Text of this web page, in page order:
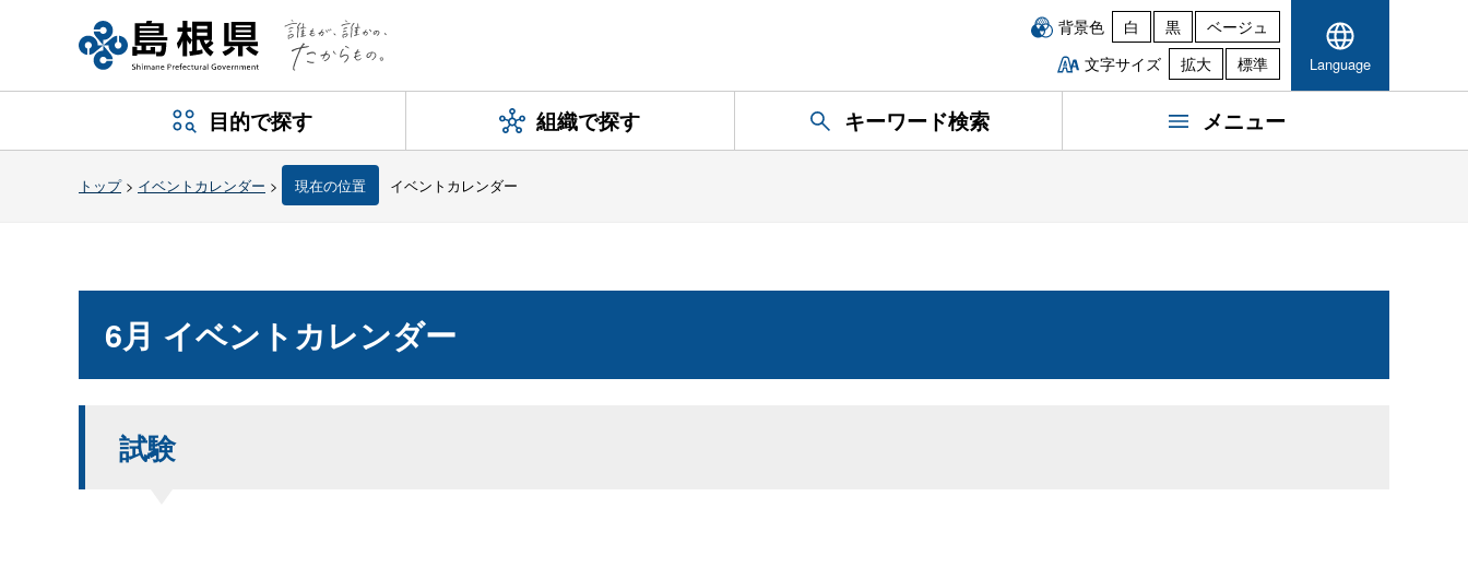
背景色 白 黒
ベージュ
文字サイズ
拡大 標準 Language
目的で探す 組織で探す キーワード検索 メニュー
トップ> イベントカレンダー > 現在の位置 イベントカレンダー
6月 イベントカレンダー
試験